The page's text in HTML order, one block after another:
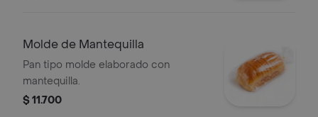
Molde de Mantequilla
Pan tipo molde elaborado con
mantequilla.
$ 11.700